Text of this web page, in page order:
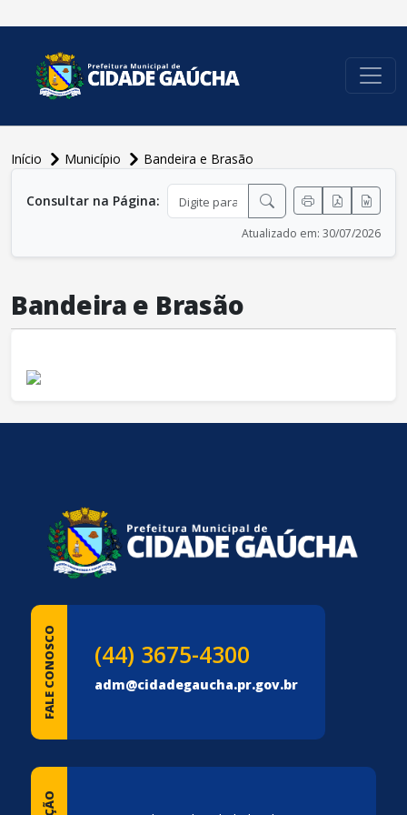
Início Município
Bandeira e Brasão
Consultar na Página:
Atualizado em: 30/07/2026
Bandeira e Brasão
FALE CONOSCO (44) 3675-4300
adm@cidadegaucha.pr.gov.br